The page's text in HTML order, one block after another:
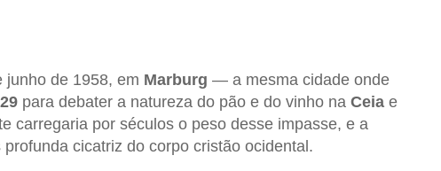
junho de 1958, em Marburg — a mesma cidade onde
para debater a natureza do pão e do vinho na Ceiae
carregaria por séculos o peso desse impasse, e a
cicatriz do corpo cristão ocidental.